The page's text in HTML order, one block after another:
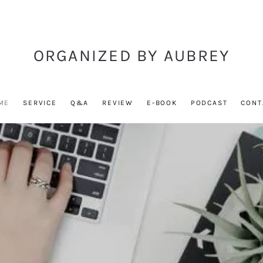
ORGANIZED BY AUBREY
SERVICE Q&A REVIEW E-BOOK PODCAST